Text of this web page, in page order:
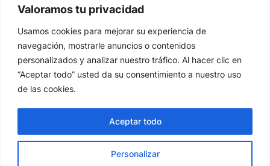
Valoramos tu privacidad
Usamos cookies para mejorar su experiencia de
navegación, mostrarle anuncios o contenidos
personalizados y analizar nuestro tráfico. Al hacer clic en
“Aceptar todo” usted da su consentimiento a nuestro uso
de las cookies.
Personalizar
Aceptar todo
Política de Privacidad
Política de Cookies
SiteMap
2023 COPYRIGHT © FLORIDABLANCA PASLERÍAS. TODOS LOS DERECHOS
RESERVADOS. MAQUETADO PORAVANCE TECNOLÓGICO